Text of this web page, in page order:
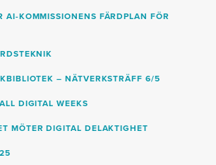
AI-KOMMISSIONENS FÄRDPLAN FÖR
– NÄTVERKSTRÄFF 6/5
DIGITAL WEEKS
MÖTER DIGITAL DELAKTIGHET